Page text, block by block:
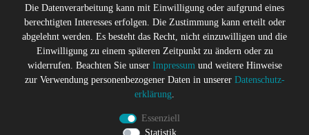
Gerne halten wir Sie auf dem
Laufenden
Abonniere den Suicide Glam Newsletter um über Trends,
Schnäppchen, Gutscheine Aktionen und Angebote per E-
Mail informiert zu werden, und erhalte einen 10% Rabatt
Gutschein nach erfolgreicher Anmeldung. Eine
Abmeldung ist jederzeit möglich
Die Datenverarbeitung kann mit Einwilligung oder aufgrund eines
berechtigten Interesses erfolgen. Die Zustimmung kann erteilt oder
abgelehnt werden. Es besteht das Recht, nicht einzuwilligen und die
Einwilligung zu einem späteren Zeitpunkt zu ändern oder zu
widerrufen. Beachten Sie unser Impressumund weitere Hinweise
zur Verwendung personenbezogener Daten in unserer Daten­schutz­
erklärung.
Essenziell
Statistik